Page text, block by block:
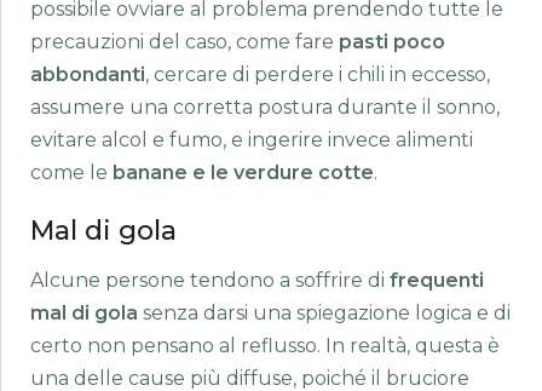
possibile ovviare al problema prendendo tutte le
precauzioni del caso, come fare pasti poco
abbondanti, cercare di perdere i chili in eccesso,
assumere una corretta postura durante il sonno,
evitare alcol e fumo, e ingerire invece alimenti
come le banane e le verdure cotte.
Mal di gola
Alcune persone tendono a soffrire di frequenti
mal di gola senza darsi una spiegazione logica e di
certo non pensano al reflusso. In realtà, questa è
una delle cause più diffuse, poiché il bruciore